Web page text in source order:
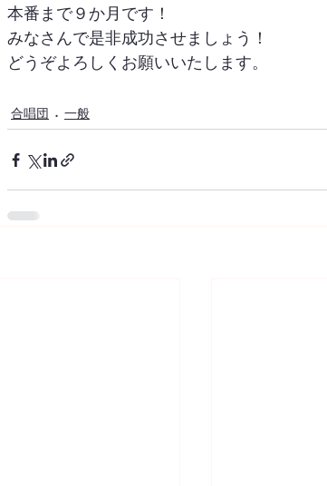
本番まで９か月です！
みなさんで是非成功させましょう！
どうぞよろしくお願いいたします。
合唱団 一般